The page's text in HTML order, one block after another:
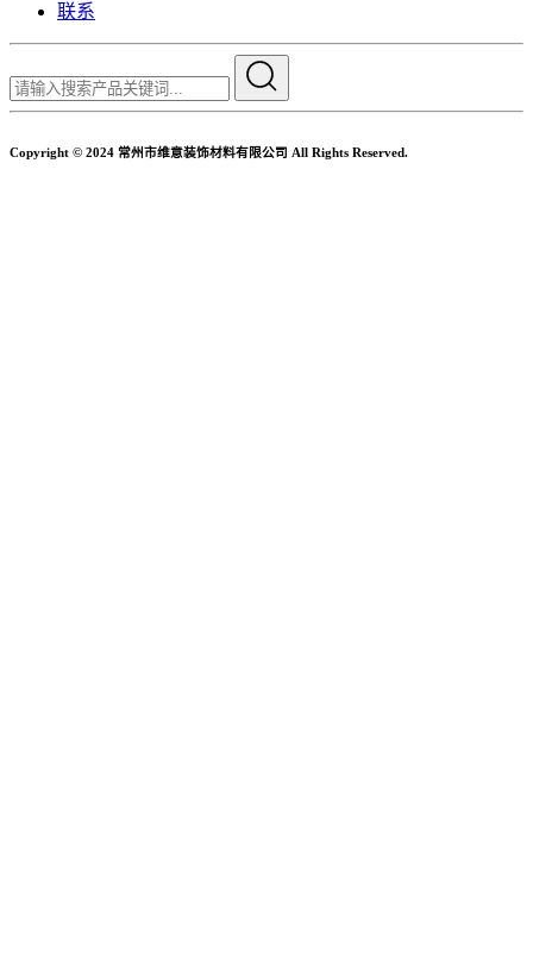
联系
Copyright © 2024 常州市维意装饰材料有限公司 All Rights Reserved.